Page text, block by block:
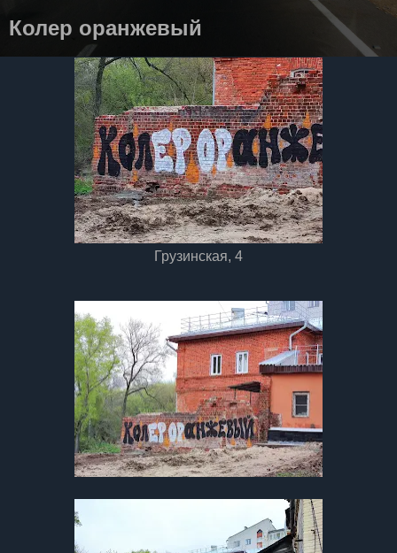
Колер оранжевый
Грузинская, 4